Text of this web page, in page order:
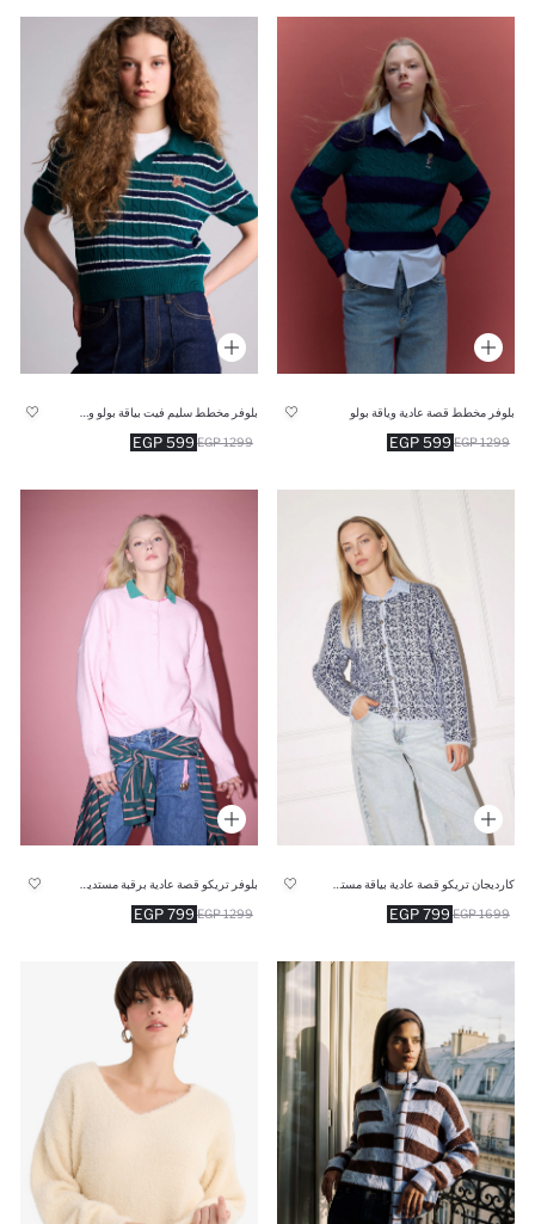
بلوفر مخطط قصة عادية وياقة بولو
599 EGP 1299 EGP
599 EGP 1299 EGP
كارديجان تريكو قصة عادية بياقة مستديرة
799 EGP 1699 EGP
بلوفر تريكو قصة عادية برقبة مستديرة
799 EGP 1299 EGP